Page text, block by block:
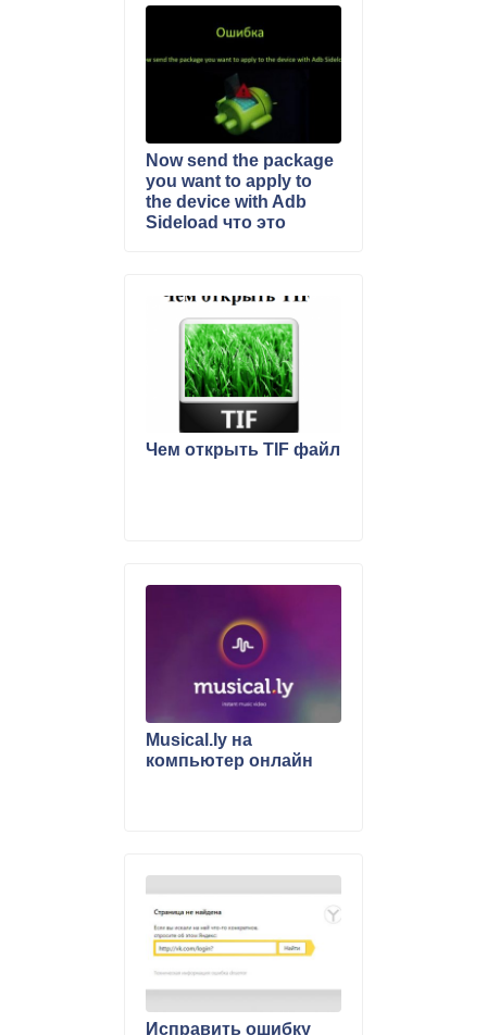
Now send the package
you want to apply to
the device with Adb
Sideload что это
Чем открыть TIF файл
Musical.ly на
компьютер онлайн
Исправить ошибку